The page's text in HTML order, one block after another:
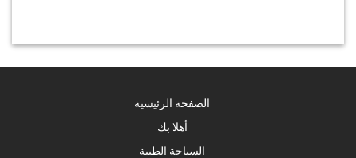
الصفحة الرئيسية
أهلا بك
السياحة الطبية